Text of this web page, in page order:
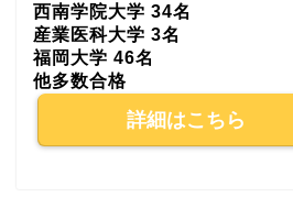
西南学院大学 34名
産業医科大学 3名
福岡大学 46名
他多数合格
詳細はこちら